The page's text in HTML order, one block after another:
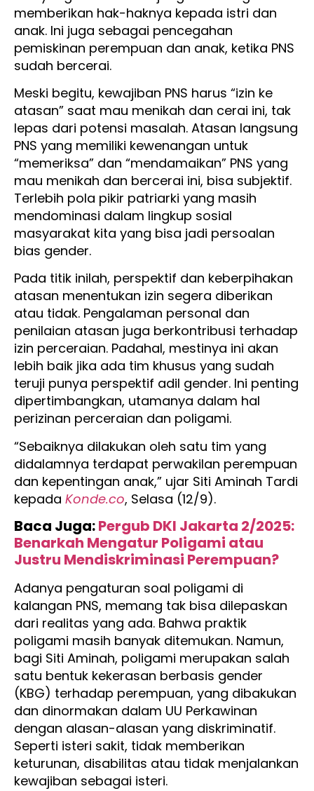
memberikan hak-haknya kepada istri dan
anak. Ini juga sebagai pencegahan
pemiskinan perempuan dan anak, ketika PNS
sudah bercerai.
Meski begitu, kewajiban PNS harus “izin ke
atasan” saat mau menikah dan cerai ini, tak
lepas dari potensi masalah. Atasan langsung
PNS yang memiliki kewenangan untuk
“memeriksa” dan “mendamaikan” PNS yang
mau menikah dan bercerai ini, bisa subjektif.
Terlebih pola pikir patriarki yang masih
mendominasi dalam lingkup sosial
masyarakat kita yang bisa jadi persoalan
bias gender.
Pada titik inilah, perspektif dan keberpihakan
atasan menentukan izin segera diberikan
atau tidak. Pengalaman personal dan
penilaian atasan juga berkontribusi terhadap
izin perceraian. Padahal, mestinya ini akan
lebih baik jika ada tim khusus yang sudah
teruji punya perspektif adil gender. Ini penting
dipertimbangkan, utamanya dalam hal
perizinan perceraian dan poligami.
“Sebaiknya dilakukan oleh satu tim yang
didalamnya terdapat perwakilan perempuan
dan kepentingan anak,” ujar Siti Aminah Tardi
kepada Konde.co, Selasa (12/9).
Baca Juga:Pergub DKI Jakarta 2/2025:
Benarkah Mengatur Poligami atau
Justru Mendiskriminasi Perempuan?
Adanya pengaturan soal poligami di
kalangan PNS, memang tak bisa dilepaskan
dari realitas yang ada. Bahwa praktik
poligami masih banyak ditemukan. Namun,
bagi Siti Aminah, poligami merupakan salah
satu bentuk kekerasan berbasis gender
(KBG) terhadap perempuan, yang dibakukan
dan dinormakan dalam UU Perkawinan
dengan alasan-alasan yang diskriminatif.
Seperti isteri sakit, tidak memberikan
keturunan, disabilitas atau tidak menjalankan
kewajiban sebagai isteri.